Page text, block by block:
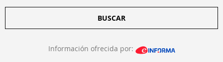
BUSCAR
Información ofrecida por: